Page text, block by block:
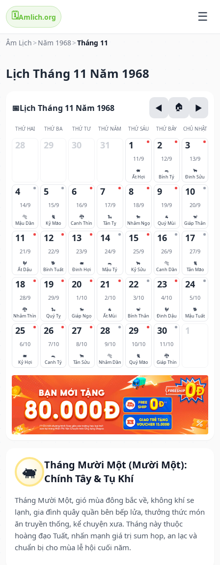
🗓️Amlich.org
Âm Lịch > Năm 1968>Tháng 11
Lịch Tháng 11 Năm 1968
🐖 Tháng Mười Một (Mười Một):
Chính Tây & Tụ Khí
Tháng Mười Một, gió mùa đông bắc về, không khí se
lạnh, gia đình quây quần bên bếp lửa, thưởng thức món
ăn truyền thống, kể chuyện xưa. Tháng này thuộc
hoàng đạo Tuất, nhấn mạnh giá trị sum họp, an lạc và
chuẩn bị cho mùa lễ hội cuối năm.
Lịch Tháng 11 Năm 1968
THỨ HAI THỨ BA THỨ TƯ THỨ NĂM THỨ SÁU THỨ BẢY CHỦ NHẬT
28 29 30 31 1
11/9
🐖
Ất Hợi
2
12/9
🐀
Bính Tý
3
13/9
🐂
Đinh Sửu
4
14/9
🐅
Mậu Dần
5
15/9
🐈
Kỷ Mão
6
16/9
🐉
Canh Thìn
7
17/9
🐍
Tân Tỵ
8
18/9
🐎
Nhâm Ngọ
9
19/9
🐐
Quý Mùi
10
20/9
🐒
Giáp Thân
11
21/9
🐓
Ất Dậu
12
22/9
🐕
Bính Tuất
13
23/9
🐖
Đinh Hợi
14
24/9
🐀
Mậu Tý
15
25/9
🐂
Kỷ Sửu
16
26/9
🐅
Canh Dần
17
27/9
🐈
Tân Mão
18
28/9
🐉
Nhâm Thìn
19
29/9
🐍
Quý Tỵ
20
1/10
🐎
Giáp Ngọ
21
2/10
🐐
Ất Mùi
22
3/10
🐒
Bính Thân
23
4/10
🐓
Đinh Dậu
24
5/10
🐕
Mậu Tuất
25
6/10
🐖
Kỷ Hợi
26
7/10
🐀
Canh Tý
27
8/10
🐂
Tân Sửu
28
9/10
🐅
Nhâm Dần
29
10/10
🐈
Quý Mão
30
11/10
🐉
Giáp Thìn
1